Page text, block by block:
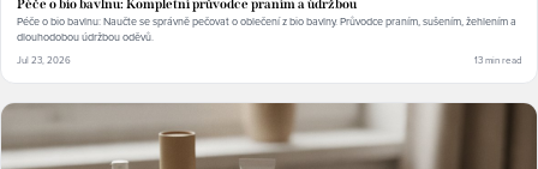
Péče o bio bavlnu: Kompletní průvodce praním a údržbou
Péče o bio bavlnu: Naučte se správně pečovat o oblečení z bio bavlny. Průvodce praním, sušením, žehlením a
dlouhodobou údržbou oděvů.
Jul 23, 2026 13 min read